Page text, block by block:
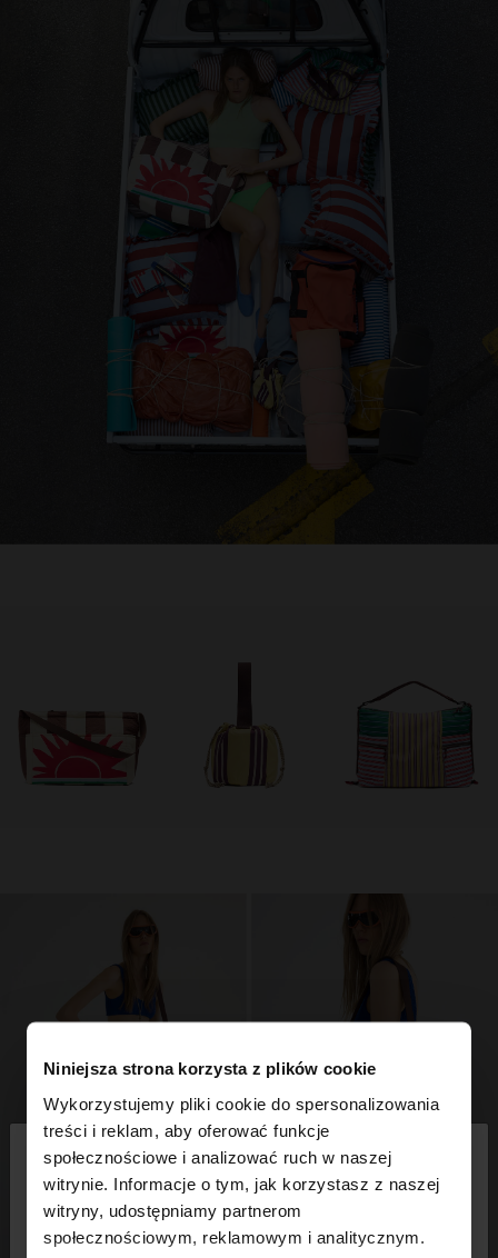
Niniejsza strona korzysta z plików cookie
Wykorzystujemy pliki cookie do spersonalizowania
treści i reklam, aby oferować funkcje
społecznościowe i analizować ruch w naszej
witrynie. Informacje o tym, jak korzystasz z naszej
witryny, udostępniamy partnerom
społecznościowym, reklamowym i analitycznym.
witaj
Odwiedzasz stronę z Polska. Czy chcesz
przeglądać naszą stronę United States?